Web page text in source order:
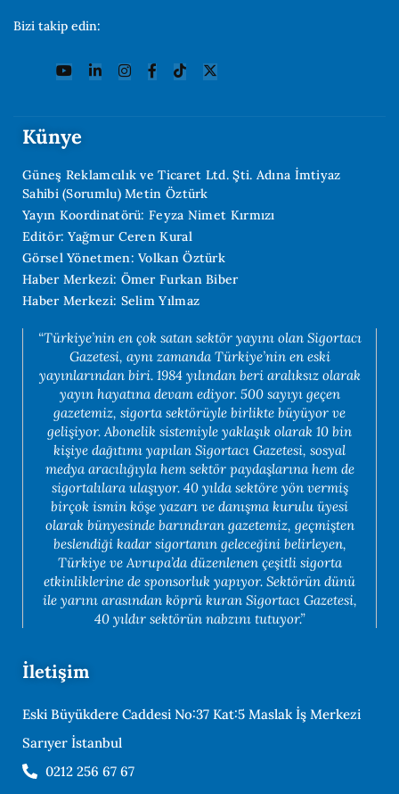
Bizi takip edin:
Künye
Güneş Reklamcılık ve Ticaret Ltd. Şti. Adına İmtiyaz
Sahibi (Sorumlu) Metin Öztürk
Yayın Koordinatörü: Feyza Nimet Kırmızı
Editör: Yağmur Ceren Kural
Görsel Yönetmen: Volkan Öztürk
Haber Merkezi: Ömer Furkan Biber
Haber Merkezi: Selim Yılmaz
“Türkiye’nin en çok satan sektör yayını olan Sigortacı
Gazetesi, aynı zamanda Türkiye’nin en eski
yayınlarından biri. 1984 yılından beri aralıksız olarak
yayın hayatına devam ediyor. 500 sayıyı geçen
gazetemiz, sigorta sektörüyle birlikte büyüyor ve
gelişiyor. Abonelik sistemiyle yaklaşık olarak 10 bin
kişiye dağıtımı yapılan Sigortacı Gazetesi, sosyal
medya aracılığıyla hem sektör paydaşlarına hem de
sigortalılara ulaşıyor. 40 yılda sektöre yön vermiş
birçok ismin köşe yazarı ve danışma kurulu üyesi
olarak bünyesinde barındıran gazetemiz, geçmişten
beslendiği kadar sigortanın geleceğini belirleyen,
Türkiye ve Avrupa’da düzenlenen çeşitli sigorta
etkinliklerine de sponsorluk yapıyor. Sektörün dünü
ile yarını arasından köprü kuran Sigortacı Gazetesi,
40 yıldır sektörün nabzını tutuyor.”
İletişim
Eski Büyükdere Caddesi No:37 Kat:5 Maslak İş Merkezi
Sarıyer İstanbul
0212 256 67 67